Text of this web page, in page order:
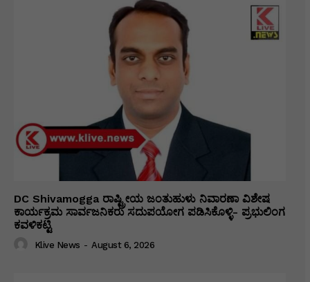
DC Shivamogga ರಾಷ್ಟ್ರೀಯ ಜಂತುಹುಳು ನಿವಾರಣಾ ವಿಶೇಷ
ಕಾರ್ಯಕ್ರಮ ಸಾರ್ವಜನಿಕರು ಸದುಪಯೋಗ ಪಡಿಸಿಕೊಳ್ಳಿ- ಪ್ರಭುಲಿಂಗ
ಕವಳಿಕಟ್ಟಿ
Klive News - August 6, 2026